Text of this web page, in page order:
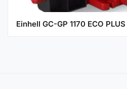
Einhell GC-GP 1170 ECO PLUS